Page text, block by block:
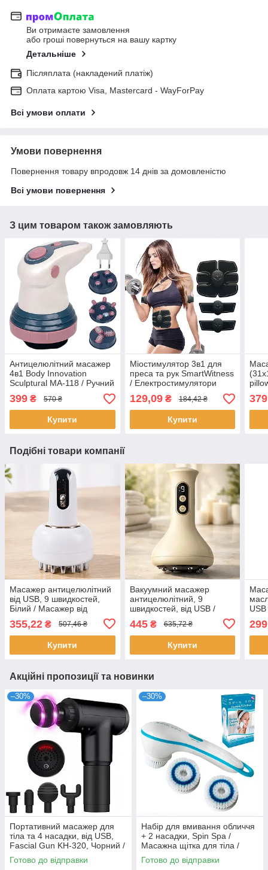
Ви отримаєте замовлення
або гроші повернуться на вашу картку
Детальніше
Післяплата (накладений платіж)
Оплата картою Visa, Mastercard - WayForPay
Всі умови оплати
Умови повернення
Повернення товару впродовж 14 днів за домовленістю
Всі умови повернення
З цим товаром також замовляють
Антицелюлітний масажер
4в1 Body Innovation
Sculptural MA-118 / Ручний
Вібромасажер
399 ₴ 570 ₴
Купити
Міостимулятор 3в1 для
преса та рук SmartWitness
/ Електростимулятори
міостимуляції
129,09₴ 184,42 ₴
Купити
379
Подібні товари компанії
Масажер антицелюлітний
від USB, 9 швидкостей,
Білий / Масажер від
целюліту / Акумуляторний
масажер для тіла
355,22 ₴ 507,46 ₴
Купити
Вакуумний масажер
антицелюлітний, 9
швидкостей, від USB /
Акумуляторний масажер
для тіла / Масажер від
целюліту
445₴ 635,72 ₴
Купити
Акційні пропозиції та новинки
–30%
Портативний масажер для
тіла та 4 насадки, від USB,
Fascial Gun KH-320, Чорний /
Ручний вібромасажер для
тіла
Готово до відправки
–30%
Набір для вмивання обличчя
+ 2 насадки, Spin Spa /
Масажна щітка для тіла /
Апарат для чищення обличчя
та тіла
Готово до відправки